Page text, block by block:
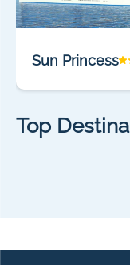
Sun Princess
Top